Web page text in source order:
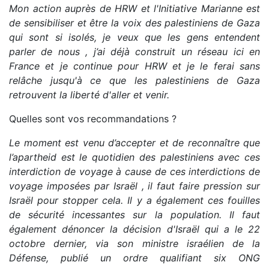
Mon action auprès de HRW et l'Initiative Marianne est
de sensibiliser et être la voix des palestiniens de Gaza
qui sont si isolés, je veux que les gens entendent
parler de nous , j’ai déjà construit un réseau ici en
France et je continue pour HRW et je le ferai sans
relâche jusqu'à ce que les palestiniens de Gaza
retrouvent la liberté d'aller et venir.
Quelles sont vos recommandations ?
Le moment est venu d’accepter et de reconnaître que
l’apartheid est le quotidien des palestiniens avec ces
interdiction de voyage à cause de ces interdictions de
voyage imposées par Israël , il faut faire pression sur
Israël pour stopper cela. Il y a également ces fouilles
de sécurité incessantes sur la population.
Il faut
également dénoncer la décision d'Israël qui a le 22
octobre dernier, via son ministre israélien de la
Défense, publié un ordre qualifiant six ONG